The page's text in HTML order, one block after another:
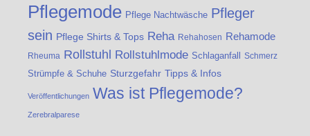
Pflegemode Pflege Nachtwäsche Pfleger
sein Pflege Shirts & Tops Reha Rehahosen Rehamode
Rheuma Rollstuhl Rollstuhlmode Schlaganfall Schmerz
Strümpfe & Schuhe Sturzgefahr Tipps & Infos
Veröffentlichungen Was ist Pflegemode?
Zerebralparese